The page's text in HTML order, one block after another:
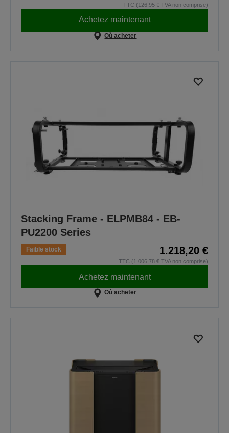
TTC (126,95 € TVA non comprise)
Achetez maintenant
Où acheter
Stacking Frame - ELPMB84 - EB-
PU2200 Series
Faible stock 1.218,20 €
TTC (1.006,78 € TVA non comprise)
Achetez maintenant
Où acheter